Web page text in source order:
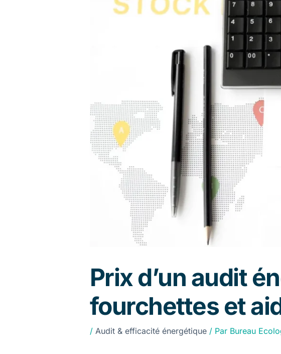
Prix d’un audit
fourchettes et
/ Audit & efficacité énergétique/ Par Bureau